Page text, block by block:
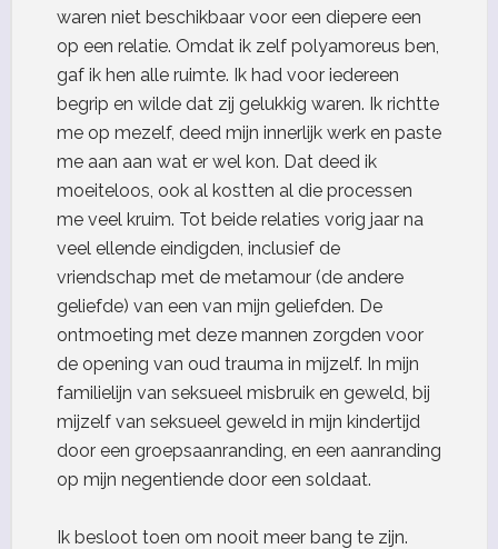
waren niet beschikbaar voor een diepere een
op een relatie. Omdat ik zelf polyamoreus ben,
gaf ik hen alle ruimte. Ik had voor iedereen
begrip en wilde dat zij gelukkig waren. Ik richtte
me op mezelf, deed mijn innerlijk werk en paste
me aan aan wat er wel kon. Dat deed ik
moeiteloos, ook al kostten al die processen
me veel kruim. Tot beide relaties vorig jaar na
veel ellende eindigden, inclusief de
vriendschap met de metamour (de andere
geliefde) van een van mijn geliefden. De
ontmoeting met deze mannen zorgden voor
de opening van oud trauma in mijzelf. In mijn
familielijn van seksueel misbruik en geweld, bij
mijzelf van seksueel geweld in mijn kindertijd
door een groepsaanranding, en een aanranding
op mijn negentiende door een soldaat.
Ik besloot toen om nooit meer bang te zijn.